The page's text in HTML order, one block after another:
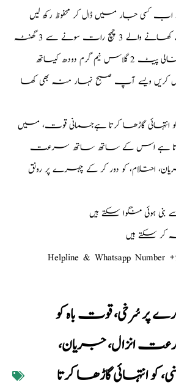
اب کسی جار میں ڈال کر محفوظ رکھ لیں
مقدار خوراک : بڑے کھانے والے 3 چمچ رات سونے سے 3 گھنٹہ
پہلے یاں شام 5 بجے خالی پیٹ 2 گلاس نیم گرم دودھ کیساتھ
کریں ویسے آپ صبح نہار منہ بھی کھا
انتہائی گاڑھا کرتا ہےجسمانی قوت، میں
ہے اس کے ساتھ ساتھ سرعت
احتلام، کو دور کر کے چہرے پر رونق
بنی ہوئی منگوا سکتے ہیں
کر سکتے ہیں
Helpline & Whatsapp Number
پر سُرخی، قوت باہ کو
انزال، جریان،
کو انتہائی گاڑھا کرتا